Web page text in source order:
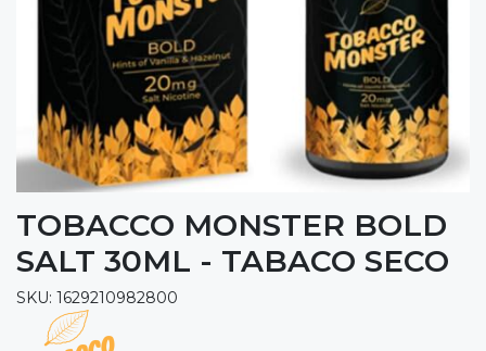
TOBACCO MONSTER BOLD
SALT 30ML - TABACO SECO
SKU: 1629210982800